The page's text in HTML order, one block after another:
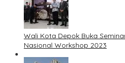
Wali Kota Depok Buka
Nasional Workshop 2023